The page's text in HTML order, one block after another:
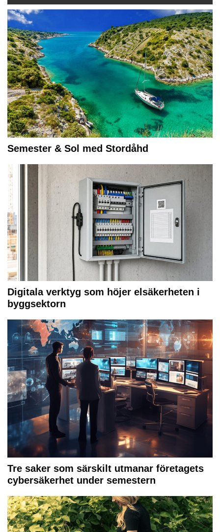
Semester & Sol med Stordåhd
Digitala verktyg som höjer elsäkerheten i
byggsektorn
Tre saker som särskilt utmanar företagets
cybersäkerhet under semestern